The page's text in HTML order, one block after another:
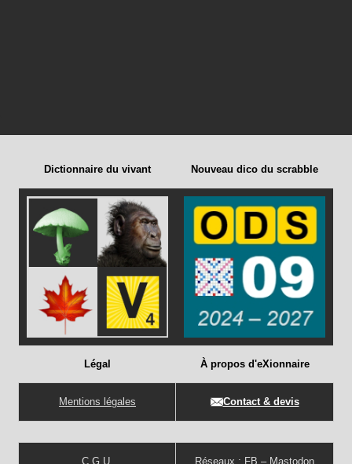
Dictionnaire du vivant Nouveau dico du scrabble
Légal
Mentions légales
C.G.U.
À propos d'eXionnaire
Contact & devis
Réseaux : FB – Mastodon